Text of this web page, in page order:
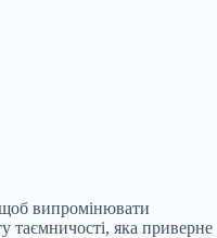
щоб випромінювати
таємничості, яка приверне